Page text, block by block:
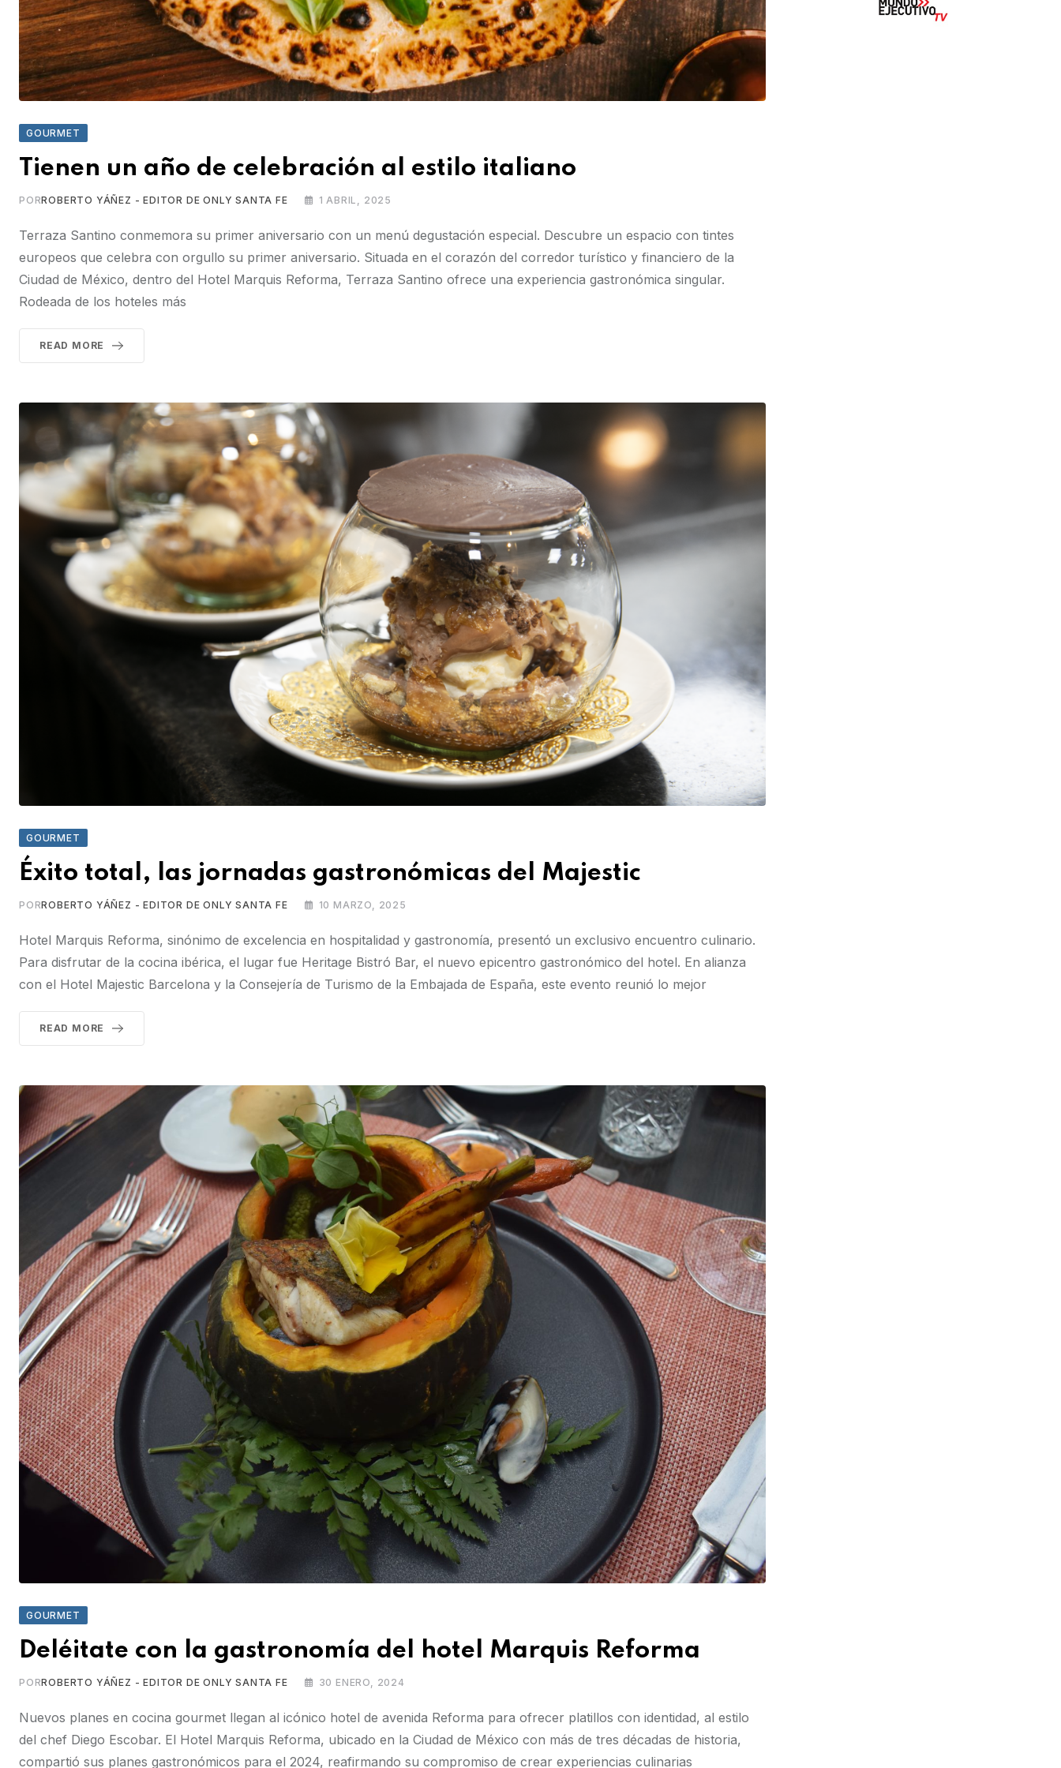
GOURMET
Tienen un año de celebración al estilo italiano
PORROBERTO YÁÑEZ - EDITOR DE ONLY SANTA FE 1 ABRIL, 2025
Terraza Santino conmemora su primer aniversario con un menú degustación especial. Descubre un espacio con tintes
europeos que celebra con orgullo su primer aniversario. Situada en el corazón del corredor turístico y financiero de la
Ciudad de México, dentro del Hotel Marquis Reforma, Terraza Santino ofrece una experiencia gastronómica singular.
Rodeada de los hoteles más
READ MORE
GOURMET
Éxito total, las jornadas gastronómicas del Majestic
PORROBERTO YÁÑEZ - EDITOR DE ONLY SANTA FE 10 MARZO, 2025
Hotel Marquis Reforma, sinónimo de excelencia en hospitalidad y gastronomía, presentó un exclusivo encuentro culinario.
Para disfrutar de la cocina ibérica, el lugar fue Heritage Bistró Bar, el nuevo epicentro gastronómico del hotel. En alianza
con el Hotel Majestic Barcelona y la Consejería de Turismo de la Embajada de España, este evento reunió lo mejor
READ MORE
GOURMET
Deléitate con la gastronomía del hotel Marquis Reforma
PORROBERTO YÁÑEZ - EDITOR DE ONLY SANTA FE 30 ENERO, 2024
Nuevos planes en cocina gourmet llegan al icónico hotel de avenida Reforma para ofrecer platillos con identidad, al estilo
del chef Diego Escobar. El Hotel Marquis Reforma, ubicado en la Ciudad de México con más de tres décadas de historia,
compartió sus planes gastronómicos para el 2024, reafirmando su compromiso de crear experiencias culinarias